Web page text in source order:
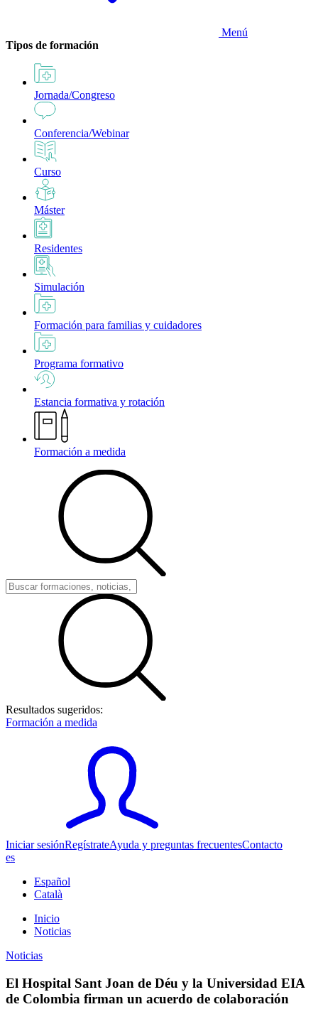
Menú
Tipos de formación
Jornada/Congreso
Conferencia/Webinar
Curso
Máster
Residentes
Simulación
Formación para familias y cuidadores
Programa formativo
Estancia formativa y rotación
Formación a medida
Resultados sugeridos:
Formación a medida
Iniciar sesiónRegístrateAyuda y preguntas frecuentesContacto
es
Español
Català
Inicio
Noticias
Noticias
El Hospital Sant Joan de Déu y la Universidad EIA
de Colombia firman un acuerdo de colaboración